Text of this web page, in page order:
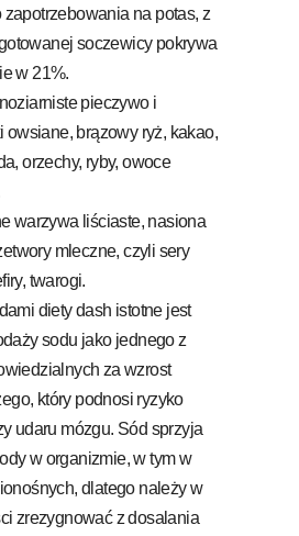
na potas, z
soczewicy pokrywa
w 21%.
pieczywo i
owsiane, brązowy ryż, kakao,
orzechy, ryby, owoce
warzywa liściaste, nasiona
mleczne, czyli sery
twarogi.
diety dash istotne jest
sodu jako jednego z
za wzrost
który podnosi ryzyko
udaru mózgu. Sód sprzyja
w organizmie, w tym w
dlatego należy w
zrezygnować z dosalania